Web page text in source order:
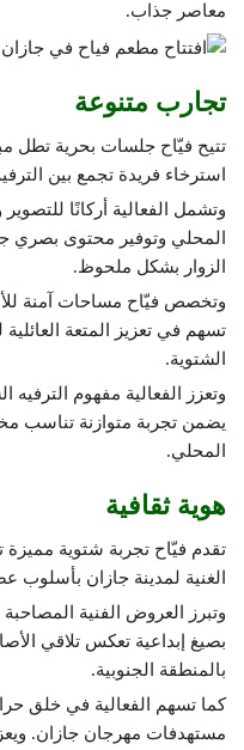
معاصر جذاب.
تجارب متنوعة
تتيح فيّاح جلسات بحرية تطل
استرخاء فريدة تجمع بين
وتشمل الفعالية أركانًا
المحلي وتوفير محتوى بصري
الزوار بشكل ملحوظ.
وتخصص فيّاح مساحات آمنة
تسهم في تعزيز المتعة العائلية
الشتوية.
وتعزز الفعالية مفهوم الترفيه
يضمن تجربة متوازنة تناسب
المحلي.
هوية ثقافية
تقدم فيّاح تجربة شتوية مميزة
الغنية لمدينة جازان بأسلوب
وتبرز العروض الفنية
بصيغ إبداعية تعكس تلاقي
بالمنطقة الجنوبية.
كما تسهم الفعالية في خلق
مستهدفات مهرجان جازان.